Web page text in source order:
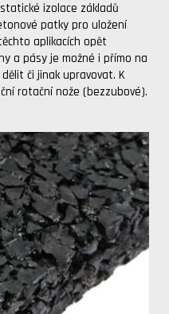
izolace základů
patky pro uložení
aplikacích opět
a pásy je možné i přímo na
či jinak upravovat. K
rotační nože (bezzubové).